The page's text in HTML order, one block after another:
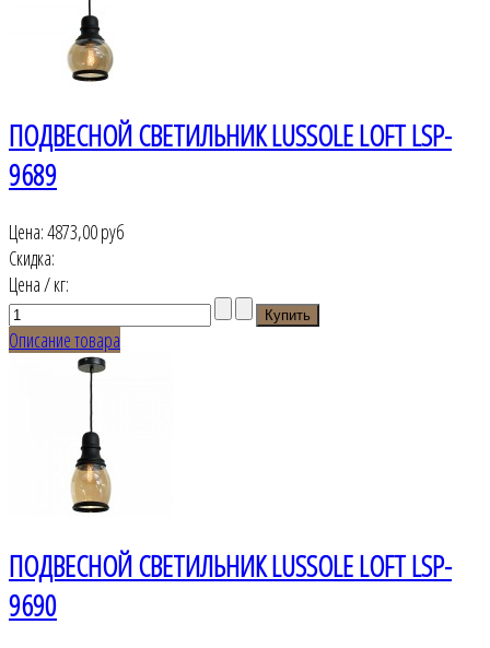
ПОДВЕСНОЙ СВЕТИЛЬНИК LUSSOLE LOFT LSP-
9689
Цена:4873,00 руб
Скидка:
Цена / кг:
Описание товара
ПОДВЕСНОЙ СВЕТИЛЬНИК LUSSOLE LOFT LSP-
9690